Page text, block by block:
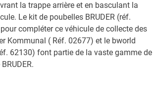
la trappe arrière et en basculant la
Le kit de poubelles BRUDER (réf.
compléter ce véhicule de collecte des
Kommunal ( Réf. 02677) et le bworld
62130) font partie de la vaste gamme de